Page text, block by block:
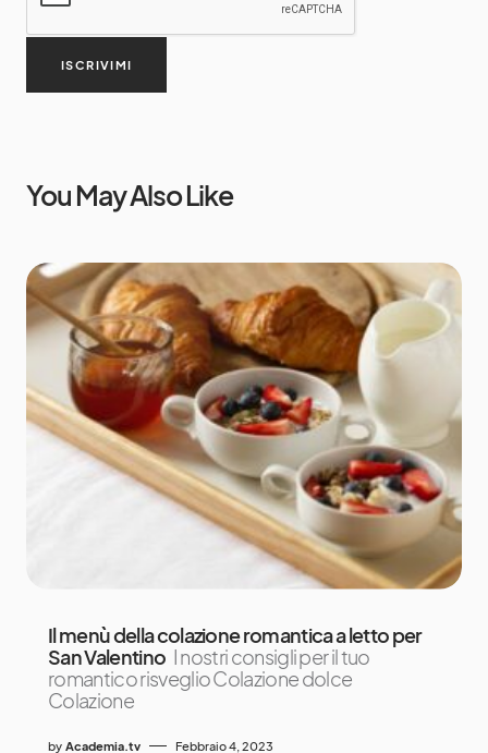
ISCRIVIMI
You May Also Like
Il menù della colazione romantica a letto per
San Valentino I nostri consigli per il tuo
romantico risveglio Colazione dolce
Colazione
by Academia.tv Febbraio 4, 2023